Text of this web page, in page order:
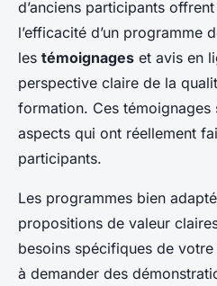
d’anciens participants
l’efficacité d’un programme
les témoignages et avis en
perspective claire de la
formation. Ces témoignages
aspects qui ont réellement
participants.
Les programmes bien
propositions de valeur
besoins spécifiques de votre
à demander des